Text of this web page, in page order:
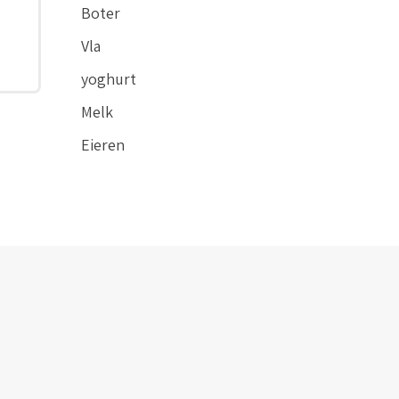
Boter
Vla
yoghurt
Melk
Eieren